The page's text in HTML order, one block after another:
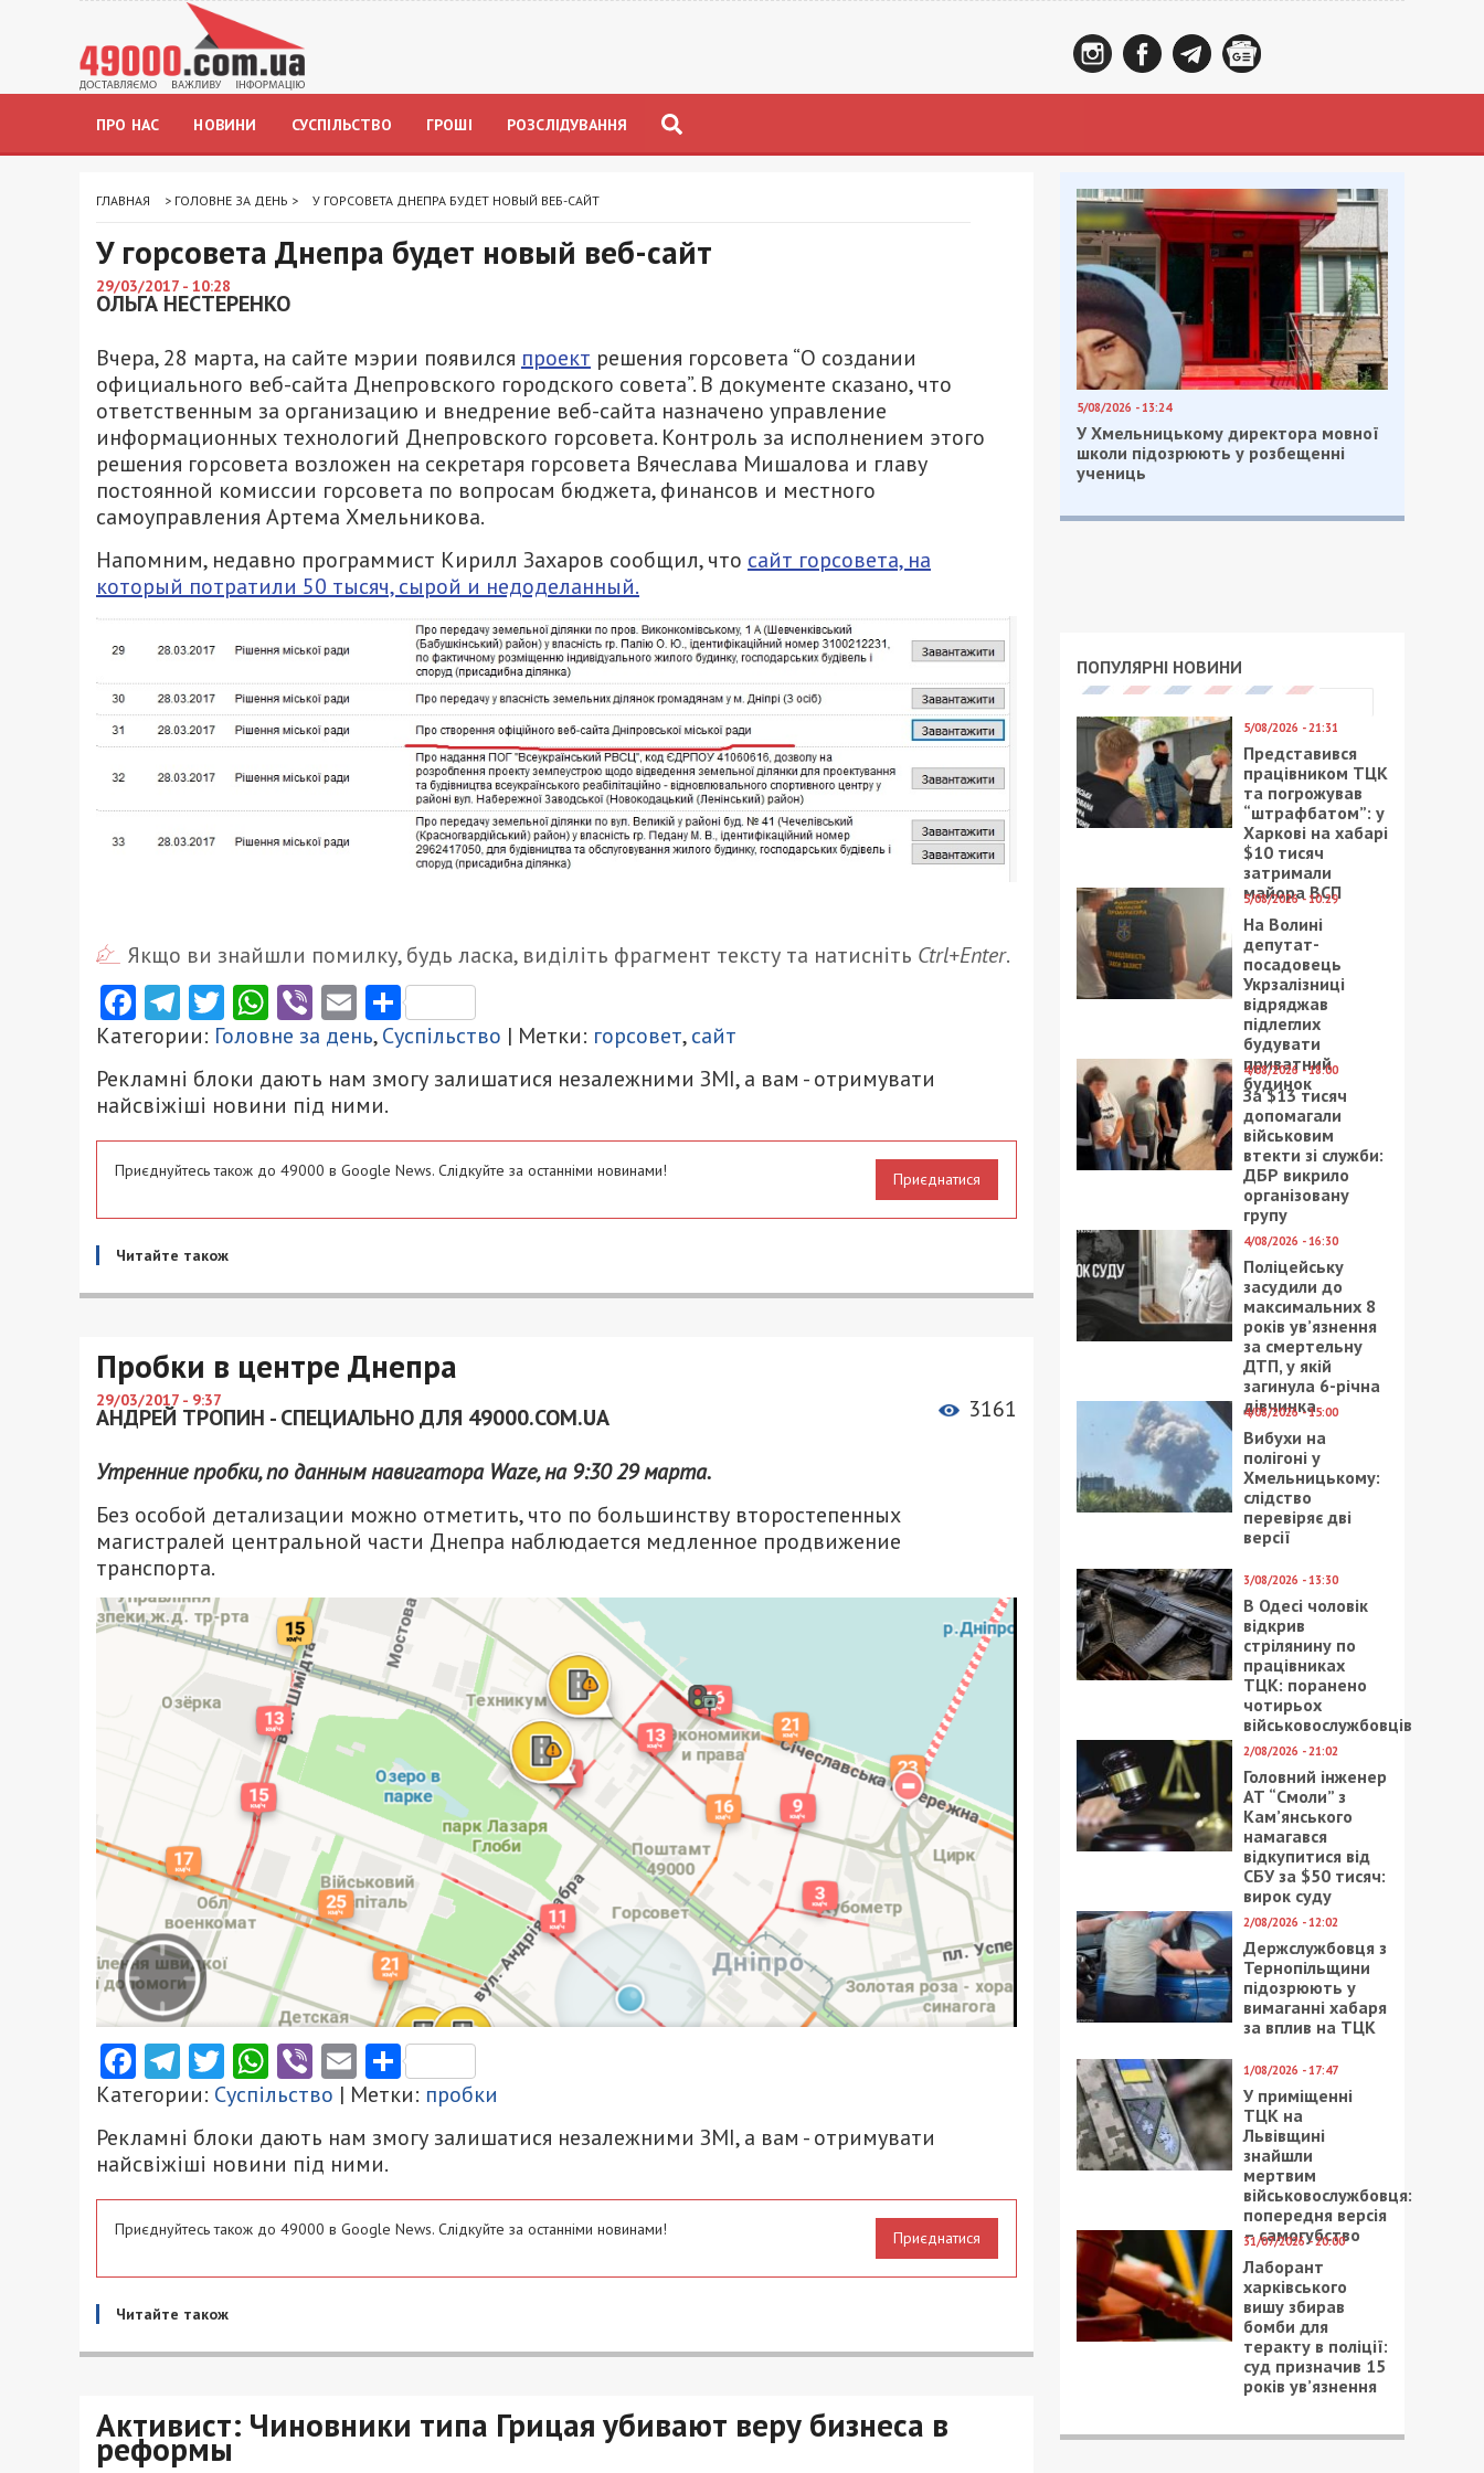
ПРО НАС НОВИНИ СУСПІЛЬСТВО ГРОШІ РОЗСЛІДУВАННЯ
ГЛАВНАЯ > ГОЛОВНЕ ЗА ДЕНЬ > У ГОРСОВЕТА ДНЕПРА БУДЕТ НОВЫЙ ВЕБ-САЙТ
У горсовета Днепра будет новый веб-сайт
29/03/2017 - 10:28
ОЛЬГА НЕСТЕРЕНКО
Вчера, 28 марта, на сайте мэрии появился проект решения горсовета “О создании
официального веб-сайта Днепровского городского совета”. В документе сказано, что
ответственным за организацию и внедрение веб-сайта назначено управление
информационных технологий Днепровского горсовета. Контроль за исполнением этого
решения горсовета возложен на секретаря горсовета Вячеслава Мишалова и главу
постоянной комиссии горсовета по вопросам бюджета, финансов и местного
самоуправления Артема Хмельникова.
Напомним, недавно программист Кирилл Захаров сообщил, что сайт горсовета, на
который потратили 50 тысяч, сырой и недоделанный.
Якщо ви знайшли помилку, будь ласка, виділіть фрагмент тексту та натисніть Ctrl+Enter.
Facebook
Telegram
Twitter
WhatsApp
ViberEmailПоділитися
Категории: Головне за день,Суспільство | Метки: горсовет,сайт
Рекламні блоки дають нам змогу залишатися незалежними ЗМІ, а вам - отримувати
найсвіжіші новини під ними.
Приєднуйтесь також до 49000 в Google News. Слідкуйте за останніми новинами! Приєднатися
Читайте також
Пробки в центре Днепра
29/03/2017 - 9:37
АНДРЕЙ ТРОПИН - СПЕЦИАЛЬНО ДЛЯ 49000.COM.UA 3161
Утренние пробки, по данным навигатора Waze, на 9:30 29 марта.
Без особой детализации можно отметить, что по большинству второстепенных
магистралей центральной части Днепра наблюдается медленное продвижение
транспорта.
Facebook
Telegram
Twitter
WhatsApp
ViberEmailПоділитися
Категории: Суспільство | Метки: пробки
Рекламні блоки дають нам змогу залишатися незалежними ЗМІ, а вам - отримувати
найсвіжіші новини під ними.
Приєднуйтесь також до 49000 в Google News. Слідкуйте за останніми новинами! Приєднатися
Читайте також
Активист: Чиновники типа Грицая убивают веру бизнеса в
реформы
5/08/2026 - 13:24
У Хмельницькому директора мовної
школи підозрюють у розбещенні
учениць
ПОПУЛЯРНІ НОВИНИ
5/08/2026 - 21:31
Представився
працівником ТЦК
та погрожував
“штрафбатом”: у
Харкові на хабарі
$10 тисяч
затримали
майора ВСП
5/08/2026 - 10:29
На Волині
депутат-
посадовець
Укрзалізниці
відряджав
підлеглих
будувати
приватний
будинок
4/08/2026 - 18:00
За $13 тисяч
допомагали
військовим
втекти зі служби:
ДБР викрило
організовану
групу
4/08/2026 - 16:30
Поліцейську
засудили до
максимальних 8
років ув’язнення
за смертельну
ДТП, у якій
загинула 6-річна
дівчинка
4/08/2026 - 15:00
Вибухи на
полігоні у
Хмельницькому:
слідство
перевіряє дві
версії
3/08/2026 - 13:30
В Одесі чоловік
відкрив
стрілянину по
працівниках
ТЦК: поранено
чотирьох
військовослужбовців
2/08/2026 - 21:02
Головний інженер
АТ “Смоли” з
Кам’янського
намагався
відкупитися від
СБУ за $50 тисяч:
вирок суду
2/08/2026 - 12:02
Держслужбовця з
Тернопільщини
підозрюють у
вимаганні хабаря
за вплив на ТЦК
1/08/2026 - 17:47
У приміщенні
ТЦК на
Львівщині
знайшли
мертвим
військовослужбовця:
попередня версія
– самогубство
31/07/2026 - 20:00
Лаборант
харківського
вишу збирав
бомби для
теракту в поліції:
суд призначив 15
років ув’язнення